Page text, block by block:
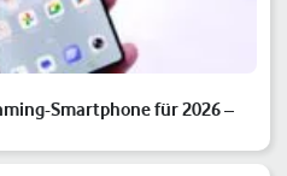
Smartphone für 2026 –